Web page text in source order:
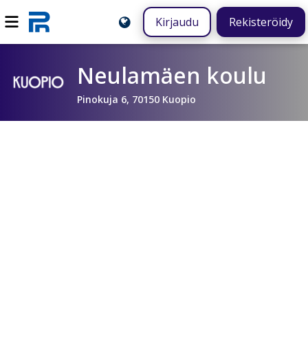
Kirjaudu Rekisteröidy
Neulamäen koulu
Pinokuja 6, 70150 Kuopio